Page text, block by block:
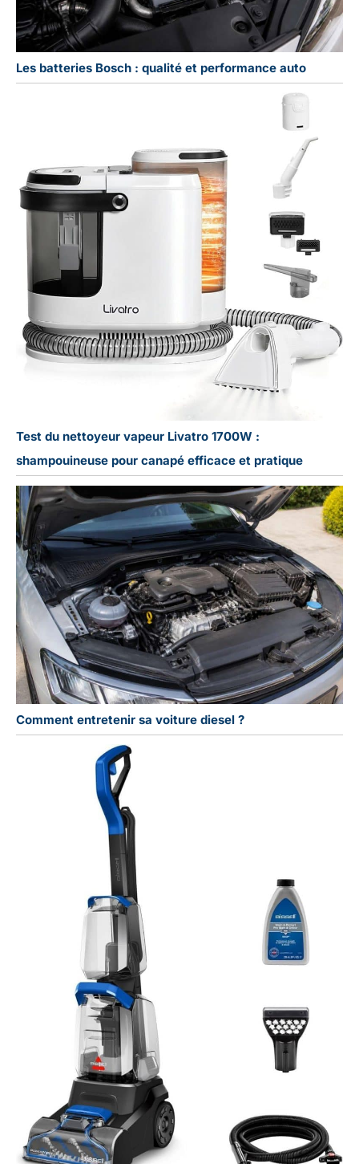
Les batteries Bosch : qualité et performance auto
Test du nettoyeur vapeur Livatro 1700W :
shampouineuse pour canapé efficace et pratique
Comment entretenir sa voiture diesel ?